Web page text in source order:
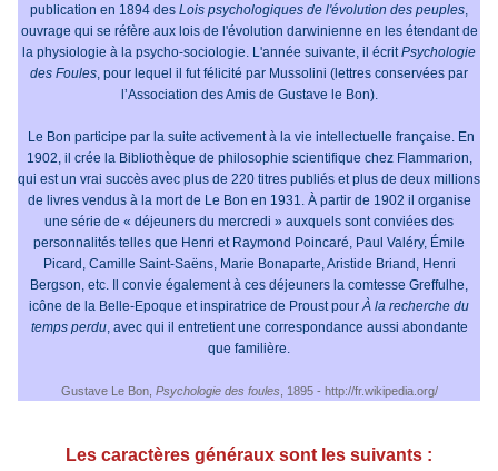
publication en 1894 des Lois psychologiques de l'évolution des peuples
ouvrage qui se réfère aux lois de l'évolution darwinienne en les étendant de
la physiologie à la psycho-sociologie. L'année suivante, il écrit Psychologie
des Foules , pour lequel il fut félicité par Mussolini (lettres conservées par
l’Association des Amis de Gustave le Bon).
Le Bon participe par la suite activement à la vie intellectuelle française. En
1902, il crée la Bibliothèque de philosophie scientifique chez Flammarion,
qui est un vrai succès avec plus de 220 titres publiés et plus de deux millions
de livres vendus à la mort de Le Bon en 1931. À partir de 1902 il organise
une série de « déjeuners du mercredi » auxquels sont conviées des
personnalités telles que Henri et Raymond Poincaré, Paul Valéry, Émile
Picard, Camille Saint-Saëns, Marie Bonaparte, Aristide Briand, Henri
Bergson, etc. Il convie également à ces déjeuners la comtesse Greffulhe,
icône de la Belle-Epoque et inspiratrice de Proust pour À la recherche du
temps perdu, avec qui il entretient une correspondance aussi abondante
que familière.
Gustave Le Bon, Psychologie des foules , 1895 - http://fr.wikipedia.org/
Les caractères généraux sont les suivants :